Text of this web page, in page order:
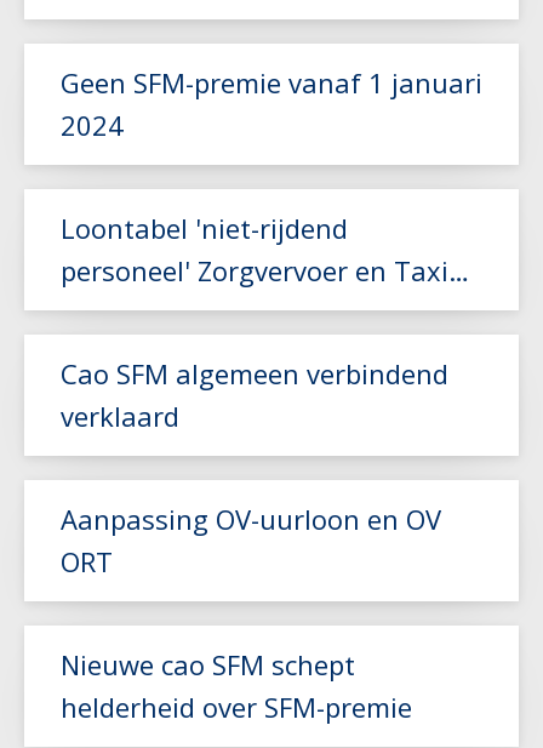
Geen SFM-premie vanaf 1 januari
2024
Loontabel 'niet-rijdend
personeel' Zorgvervoer en Taxi
aangepast
Cao SFM algemeen verbindend
verklaard
Aanpassing OV-uurloon en OV
ORT
Nieuwe cao SFM schept
helderheid over SFM-premie